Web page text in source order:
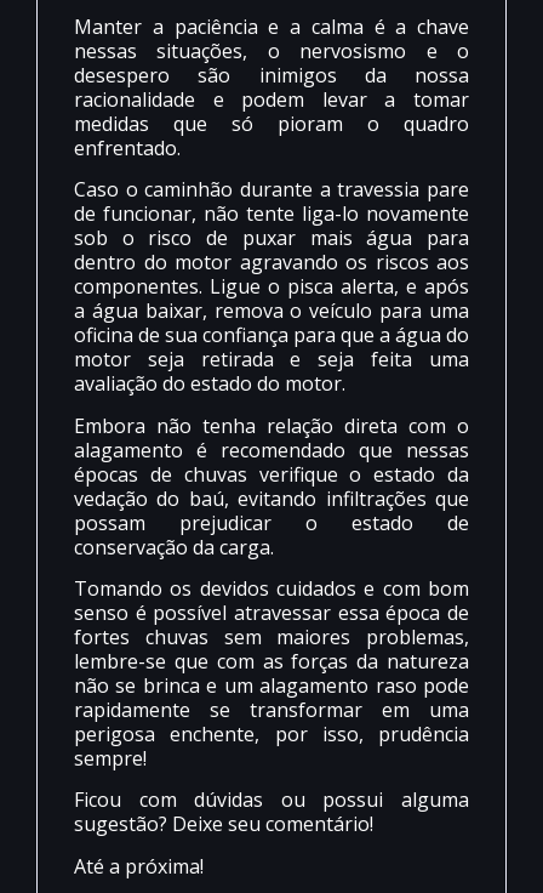
Manter a paciência e a calma é a chave
nessas situações, o nervosismo e o
desespero são inimigos da nossa
racionalidade e podem levar a tomar
medidas que só pioram o quadro
enfrentado.
Caso o caminhão durante a travessia pare
de funcionar, não tente liga-lo novamente
sob o risco de puxar mais água para
dentro do motor agravando os riscos aos
componentes. Ligue o pisca alerta, e após
a água baixar, remova o veículo para uma
oficina de sua confiança para que a água do
motor seja retirada e seja feita uma
avaliação do estado do motor.
Embora não tenha relação direta com o
alagamento é recomendado que nessas
épocas de chuvas verifique o estado da
vedação do baú, evitando infiltrações que
possam prejudicar o estado de
conservação da carga.
Tomando os devidos cuidados e com bom
senso é possível atravessar essa época de
fortes chuvas sem maiores problemas,
lembre-se que com as forças da natureza
não se brinca e um alagamento raso pode
rapidamente se transformar em uma
perigosa enchente, por isso, prudência
sempre!
Ficou com dúvidas ou possui alguma
sugestão? Deixe seu comentário!
Até a próxima!